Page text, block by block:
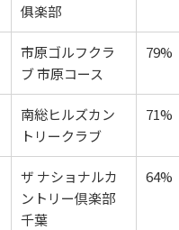
俱楽部
市原ゴルフクラ
ブ 市原コース
79%
南総ヒルズカン
トリークラブ
71%
ザ ナショナルカ
ントリー倶楽部
千葉
64%